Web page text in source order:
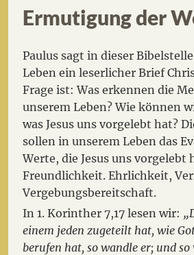
Ermutigung der
Paulus sagt in dieser
Leben ein leserlicher Brief
Frage ist: Was erkennen die
unserem Leben? Wie können
was Jesus uns vorgelebt hat?
sollen in unserem Leben das
Werte, die Jesus uns vorgelebt
Freundlichkeit. Ehrlichkeit,
Vergebungsbereitschaft.
In 1. Korinther 7,17 lesen wir:
einem jeden zugeteilt hat, wie
berufen hat, so wandle er; und so